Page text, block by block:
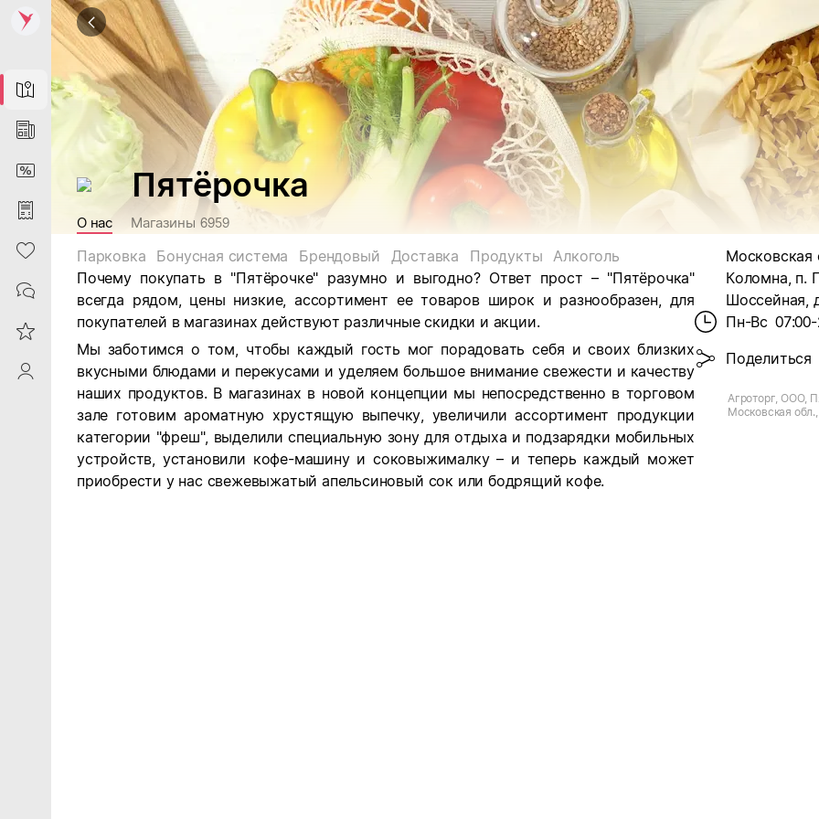
Map
News
DiscountCard
Purchases
Heart
Contacts
Reviews
ProfileSaby
Пятёрочка
О нас Магазины 6959
Парковка Бонусная система Брендовый Доставка Продукты
Алкоголь
Почему покупать в "Пятёрочке" разумно и выгодно? Ответ прост – "Пятёрочка"
всегда рядом, цены низкие, ассортимент ее товаров широк и разнообразен, для
покупателей в магазинах действуют различные скидки и акции.
Мы заботимся о том, чтобы каждый гость мог порадовать себя и своих близких
вкусными блюдами и перекусами и уделяем большое внимание свежести и качеству
наших продуктов. В магазинах в новой концепции мы непосредственно в торговом
зале готовим ароматную хрустящую выпечку, увеличили ассортимент продукции
категории "фреш", выделили специальную зону для отдыха и подзарядки мобильных
устройств, установили кофе-машину и соковыжималку – и теперь каждый может
приобрести у нас свежевыжатый апельсиновый сок или бодрящий кофе.
Московская
Коломна, п.
Шоссейная,
Пн-Вс
Поделиться
Агроторг, ООО,
Московская